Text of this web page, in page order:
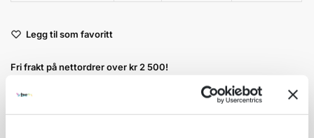
l
e
a
Legg til som favoritt
Fri frakt på nettordrer over kr 2 500!
Kvantumsrabatt mange av våre produkter
Ordre som haster kan sendes innad 1-2 virkedager mot tillegg